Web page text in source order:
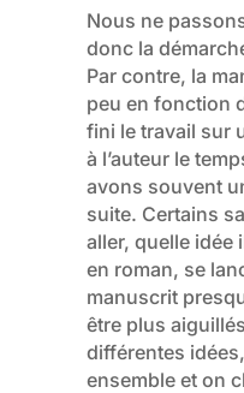
Nous ne
donc la
Par contre, la
peu en fonction
fini le travail sur
à l’auteur le
avons souvent
suite. Certains
aller, quelle idée
en roman, se
manuscrit
être plus aiguillés
différentes
ensembleet on